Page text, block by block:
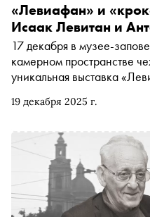
19 декабря 2025 г.
«Левиафан» и
Исаак Левитан и
17 декабря в музее-
камерном пространстве
уникальная выставка
Левитана из собрания
А. Н. Жилина. Двух
отношения.
истории дружбы АПЧ с